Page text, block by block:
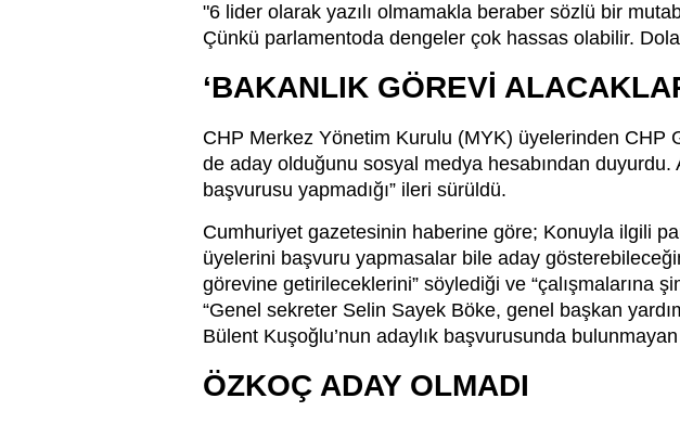
"6 lider olarak yazılı olmamakla beraber sözlü bir
Çünkü parlamentoda dengeler çok hassas olabilir.
‘BAKANLIK GÖREVİ
CHP Merkez Yönetim Kurulu (MYK) üyelerinden CHP
de aday olduğunu sosyal medya hesabından duyurdu.
başvurusu yapmadığı” ileri sürüldü.
Cumhuriyet gazetesinin haberine göre; Konuyla ilgili
üyelerini başvuru yapmasalar bile aday
görevine getirileceklerini” söylediği ve “çalışmalarına
“Genel sekreter Selin Sayek Böke, genel başkan
Bülent Kuşoğlu’nun adaylık başvurusunda
ÖZKOÇ ADAY OLMADI